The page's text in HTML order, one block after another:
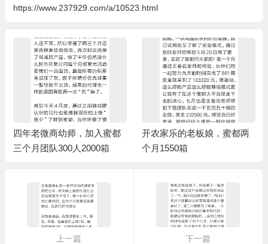
https://www.237929.com/a/10523.html
四年老微商幼师，加入蜜都
三个月团队300人2000箱
开农家乐的老板娘，蜜都两
个月1550箱
上一篇
下一篇